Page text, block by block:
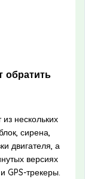
обратить
нескольких
сирена,
двигателя, а
версиях
GPS-трекеры.